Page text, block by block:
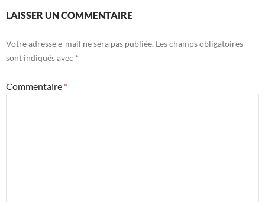
LAISSER UN COMMENTAIRE
Votre adresse e-mail ne sera pas publiée. Les champs obligatoires
sont indiqués avec *
Commentaire *